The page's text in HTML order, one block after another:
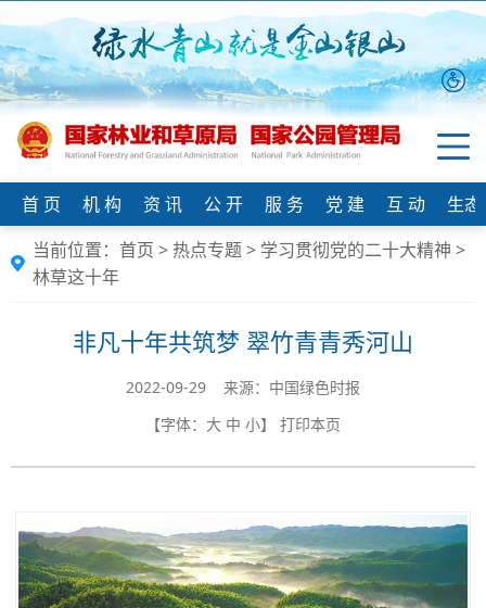
首 页 机 构 资 讯 公 开 服 务 党 建 互 动
生
当前位置： 首页 > 热点专题> 学习贯彻党的二十大精神 >
林草这十年
非凡十年共筑梦 翠竹青青秀河山
2022-09-29 来源：中国绿色时报
【字体： 大 中 小】 打印本页